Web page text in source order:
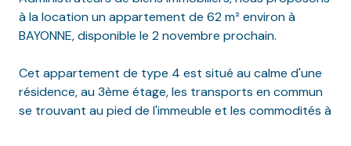
à la location un appartement de 62 m² environ à
BAYONNE, disponible le 2 novembre prochain.
Cet appartement de type 4 est situé au calme d'une
résidence, au 3ème étage, les transports en commun
se trouvant au pied de l'immeuble et les commodités à